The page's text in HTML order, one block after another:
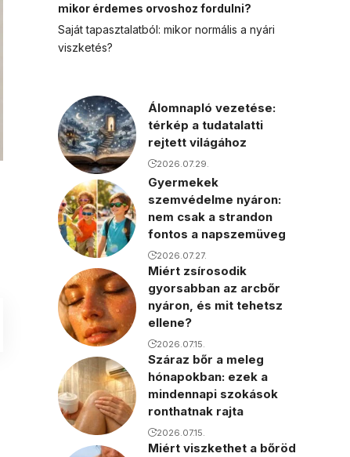
mikor érdemes orvoshoz fordulni?
Saját tapasztalatból: mikor normális a nyári
viszketés?
Álomnapló vezetése:
térkép a tudatalatti
rejtett világához
2026.07.29.
Gyermekek
szemvédelme nyáron:
nem csak a strandon
fontos a napszemüveg
2026.07.27.
Miért zsírosodik
gyorsabban az arcbőr
nyáron, és mit tehetsz
ellene?
2026.07.15.
Száraz bőr a meleg
hónapokban: ezek a
mindennapi szokások
ronthatnak rajta
2026.07.15.
Miért viszkethet a bőröd